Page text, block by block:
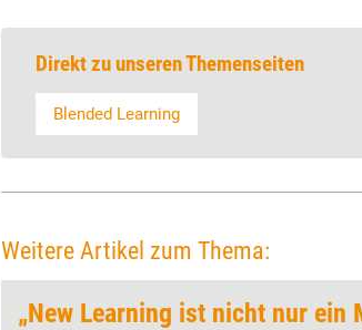
Direkt zu unseren Themenseiten
Blended Learning
Weitere Artikel zum Thema: